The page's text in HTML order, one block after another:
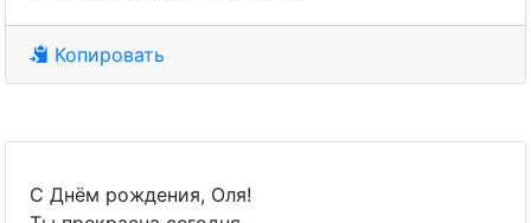
Копировать
С Днём рождения, Оля!